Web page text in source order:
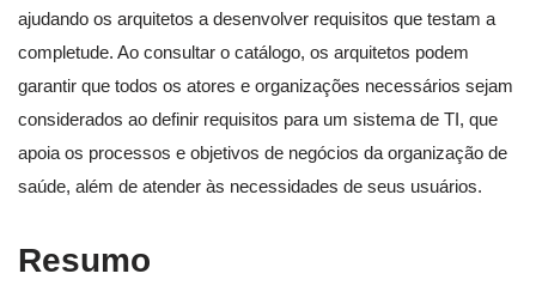
ajudando os arquitetos a desenvolver requisitos que testam a
completude. Ao consultar o catálogo, os arquitetos podem
garantir que todos os atores e organizações necessários sejam
considerados ao definir requisitos para um sistema de TI, que
apoia os processos e objetivos de negócios da organização de
saúde, além de atender às necessidades de seus usuários.
Resumo